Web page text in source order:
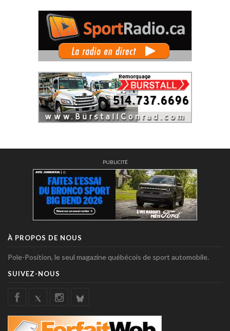
PUBLICITÉ
À PROPOS DE NOUS
Pole-Position, le seul magazine québécois de sport automobile.
SUIVEZ-NOUS